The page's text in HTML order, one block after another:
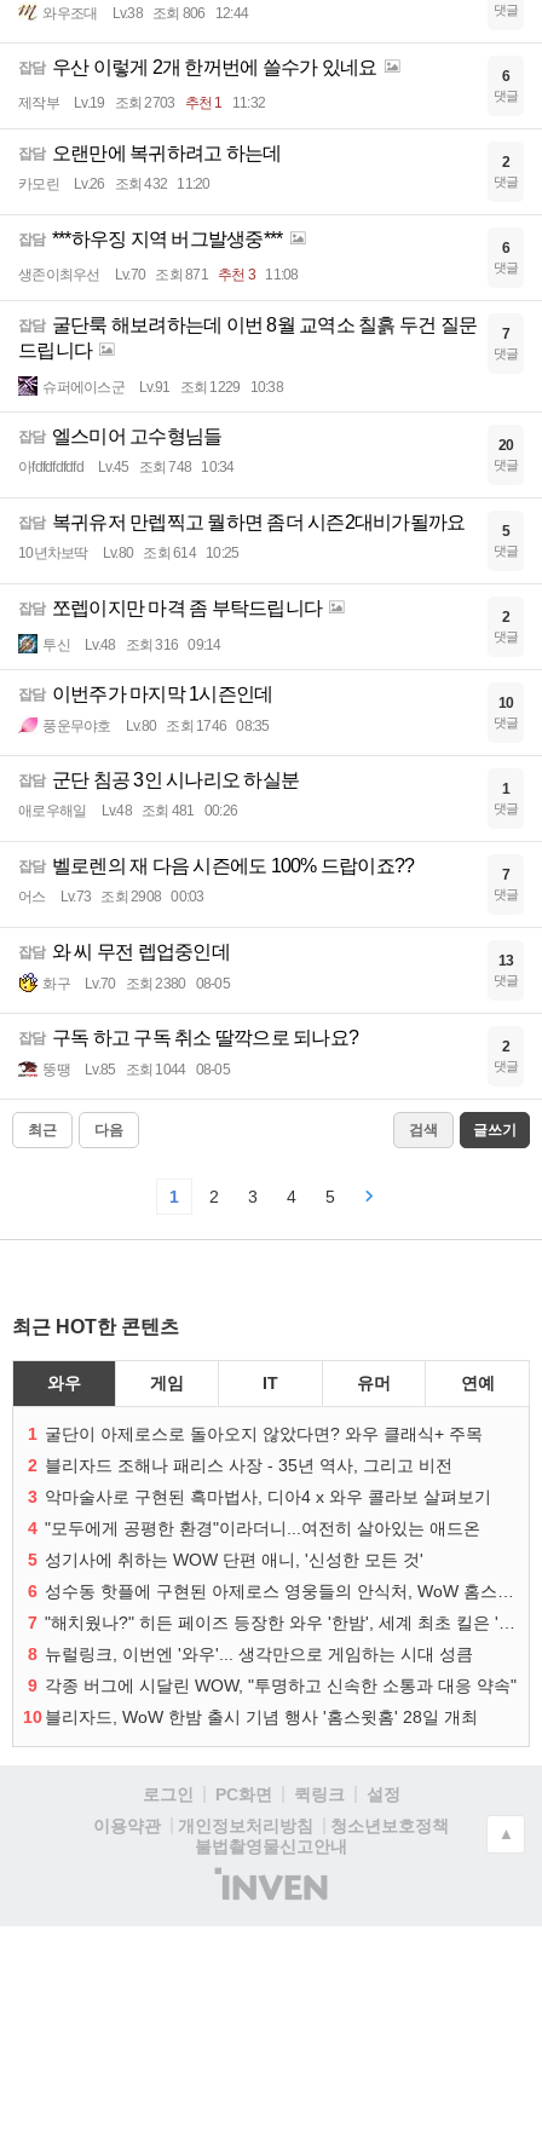
와우조대 Lv.38 조회 806 12:44 댓글
잡담 우산 이렇게 2개 한꺼번에 쓸수가 있네요
제작부 Lv.19 조회 2703 추천 1 11:32
6
댓글
잡담 오랜만에 복귀하려고 하는데
카모린 Lv.26 조회 432 11:20
2
댓글
잡담 ***하우징 지역 버그발생중***
생존이최우선 Lv.70 조회 871 추천 3 11:08
6
댓글
잡담 굴단룩 해보려하는데 이번 8월 교역소 칠흙 두건 질문
드립니다
슈퍼에이스군 Lv.91 조회 1229 10:38
7
댓글
잡담 엘스미어 고수형님들
아fdfdfdfdfd Lv.45 조회 748 10:34
20
댓글
잡담 복귀유저 만렙찍고 뭘하면 좀더 시즌2대비가될까요
10년차보딱 Lv.80 조회 614 10:25
5
댓글
잡담 쪼렙이지만 마격 좀 부탁드립니다
투신 Lv.48 조회 316 09:14
2
댓글
잡담 이번주가 마지막 1시즌인데
풍운무야호 Lv.80 조회 1746 08:35
10
댓글
잡담 군단 침공 3인 시나리오 하실분
애로우해일 Lv.48 조회 481 00:26
1
댓글
잡담 벨로렌의 재 다음 시즌에도 100% 드랍이죠??
어스 Lv.73 조회 2908 00:03
7
댓글
잡담 와 씨 무전 렙업중인데
화구 Lv.70 조회 2380 08-05
13
댓글
잡담 구독 하고 구독 취소 딸깍으로 되나요?
뚱땡 Lv.85 조회 1044 08-05
2
댓글
최근 다음 검색 글쓰기
1 2 3 4 5
최근 HOT한 콘텐츠
와우 게임 IT 유머 연예
1 굴단이 아제로스로 돌아오지 않았다면? 와우 클래식+ 주목
2 블리자드 조해나 패리스 사장 - 35년 역사, 그리고 비전
3 악마술사로 구현된 흑마법사, 디아4 x 와우 콜라보 살펴보기
4 "모두에게 공평한 환경"이라더니...여전히 살아있는 애드온
5 성기사에 취하는 WOW 단편 애니, '신성한 모든 것'
6
7
8 뉴럴링크, 이번엔 '와우'... 생각만으로 게임하는 시대 성큼
9 각종 버그에 시달린 WOW, "투명하고 신속한 소통과 대응 약속"
10블리자드, WoW 한밤 출시 기념 행사 '홈스윗홈' 28일 개최
로그인 PC화면 퀵링크
설정
이용약관
개인정보처리방침
청소년보호정책
불법촬영물신고안내
(주)
인
▲